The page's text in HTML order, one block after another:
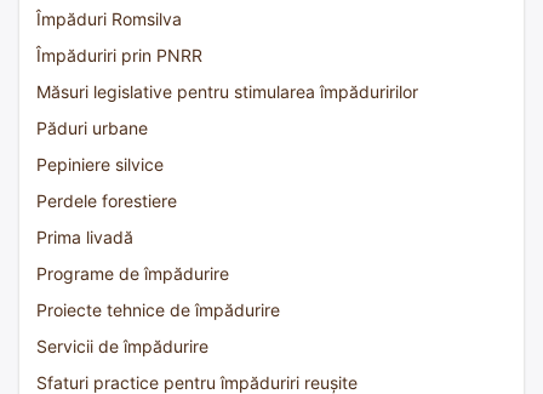
Împăduri Romsilva
Împăduriri prin PNRR
Măsuri legislative pentru stimularea împăduririlor
Păduri urbane
Pepiniere silvice
Perdele forestiere
Prima livadă
Programe de împădurire
Proiecte tehnice de împădurire
Servicii de împădurire
Sfaturi practice pentru împăduriri reușite